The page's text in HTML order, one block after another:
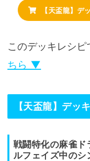
【天盃龍】
このデッキレシピ
ちら ▼
【天盃龍】デッ
戦闘特化の麻雀ド
ルフェイズ中のシ